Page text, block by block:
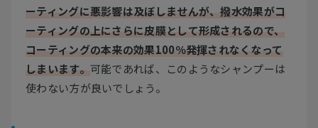
ーティングに悪影響は及ぼしませんが、撥水効果がコ
ーティングの上にさらに皮膜として形成されるので、
コーティングの本来の効果100％発揮されなくなって
しまいます。 可能であれば、このようなシャンプーは
使わない方が良いでしょう。